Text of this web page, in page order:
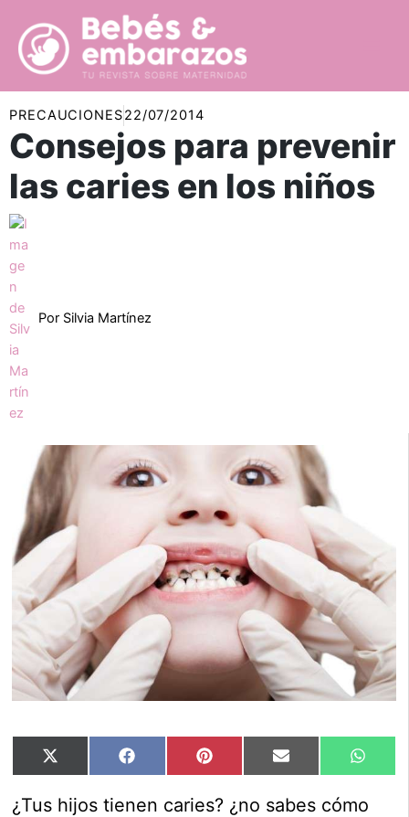
contenido
PRECAUCIONES22/07/2014
Consejos para prevenir
las caries en los niños
Por Silvia Martínez
Compartir
en
X
(Twitter)
Compartir
en
Facebook Compartir
en
Pinterest Compartir
en
Email
en
¿Tus hijos tienen caries? ¿no sabes cómo